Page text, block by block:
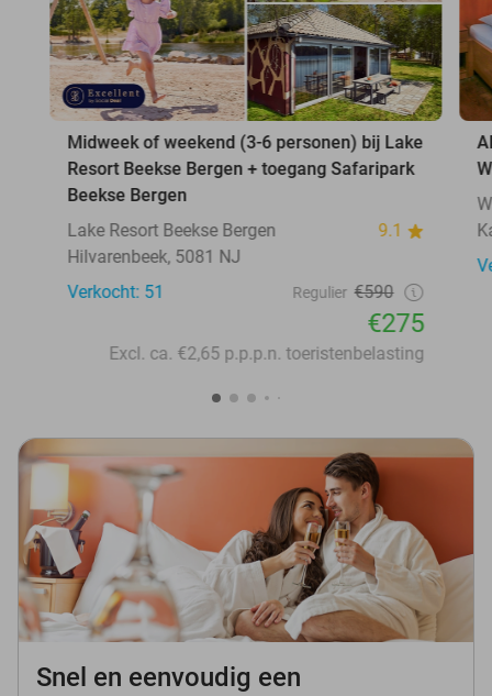
Midweek of weekend (3-6 personen) bij Lake
Resort Beekse Bergen + toegang Safaripark
Beekse Bergen
Lake Resort Beekse Bergen
9.1
Hilvarenbeek, 5081 NJ
Verkocht: 51
Regulier €590
€275
Excl. ca. €2,65 p.p.p.n. toeristenbelasting
Snel en eenvoudig een